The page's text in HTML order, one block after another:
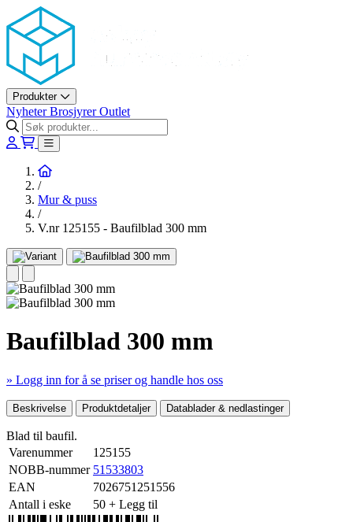
Askøy Murerverktøy AS
Produkter
NyheterBrosjyrerOutlet
Hjem
/
Mur & puss
/
V.nr 125155 - Baufilblad 300 mm
Baufilblad 300 mm
» Logg inn for å se priser og handle hos oss
Mer produktdetaljer
Beskrivelse Produktdetaljer Datablader & nedlastinger
Blad til baufil.
Varenummer
125155
NOBB-nummer 51533803
EAN
7026751251556
Antall i eske
50 + Legg til